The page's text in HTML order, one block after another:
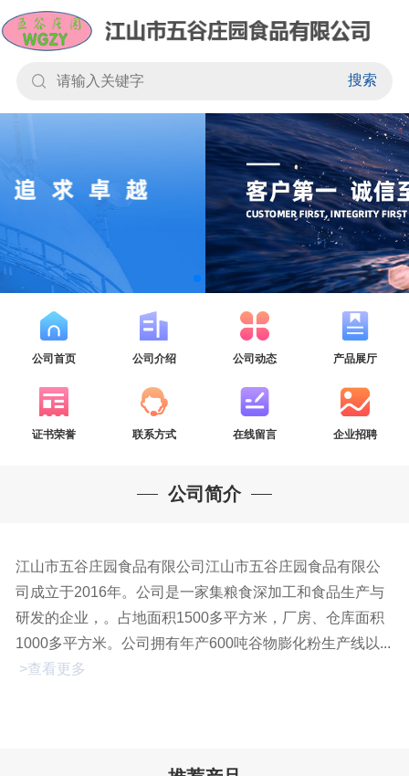
搜索
公司首页 公司介绍 公司动态 产品展厅
证书荣誉 联系方式 在线留言 企业招聘
公司简介
江山市五谷庄园食品有限公司江山市五谷庄园食品有限公
司成立于2016年。公司是一家集粮食深加工和食品生产与
研发的企业，。占地面积1500多平方米，厂房、仓库面积
1000多平方米。公司拥有年产600吨谷物膨化粉生产线以...
>查看更多